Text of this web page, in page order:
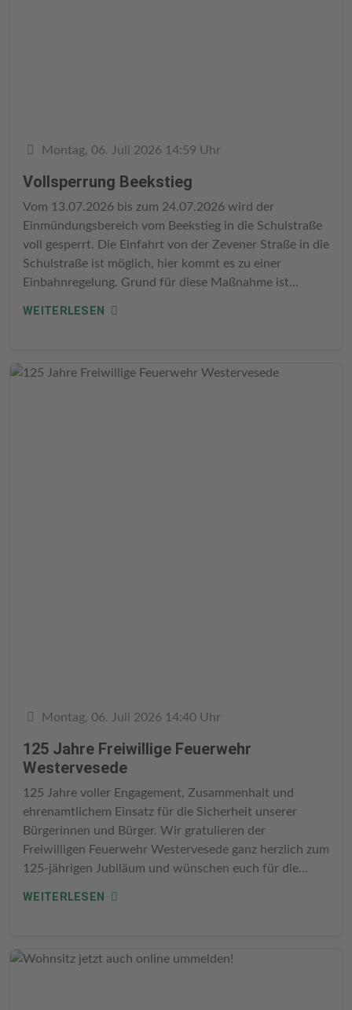
DetailsMontag, 06. Juli 2026 14:59 Uhr
Vollsperrung Beekstieg
Vom 13.07.2026 bis zum 24.07.2026 wird der
Einmündungsbereich vom Beekstieg in die Schulstraße
voll gesperrt. Die Einfahrt von der Zevener Straße in die
Schulstraße ist möglich, hier kommt es zu einer
Einbahnregelung. Grund für diese Maßnahme ist...
WEITERLESEN
DetailsMontag, 06. Juli 2026 14:40 Uhr
125 Jahre Freiwillige Feuerwehr
Westervesede
125 Jahre voller Engagement, Zusammenhalt und
ehrenamtlichem Einsatz für die Sicherheit unserer
Bürgerinnen und Bürger. Wir gratulieren der
Freiwilligen Feuerwehr Westervesede ganz herzlich zum
125-jährigen Jubiläum und wünschen euch für die...
WEITERLESEN